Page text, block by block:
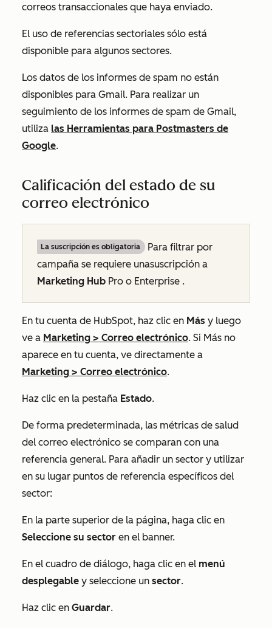
correos transaccionales que haya enviado.
El uso de referencias sectoriales sólo está
disponible para algunos sectores.
Los datos de los informes de spam no están
disponibles para Gmail. Para realizar un
seguimiento de los informes de spam de Gmail,
utiliza las Herramientas para Postmasters de
Google.
Calificación del estado de su
correo electrónico
La suscripción es obligatoria
Para filtrar por
campaña se requiere unasuscripción a
Marketing Hub Pro o Enterprise .
En tu cuenta de HubSpot, haz clic en Más y luego
ve a Marketing > Correo electrónico. Si Más no
aparece en tu cuenta, ve directamente a
Marketing > Correo electrónico.
Haz clic en la pestaña Estado.
De forma predeterminada, las métricas de salud
del correo electrónico se comparan con una
referencia general. Para añadir un sector y utilizar
en su lugar puntos de referencia específicos del
sector:
En la parte superior de la página, haga clic en
Seleccione su sector en el banner.
En el cuadro de diálogo, haga clic en el menú
desplegable y seleccione un sector.
Haz clic en Guardar.